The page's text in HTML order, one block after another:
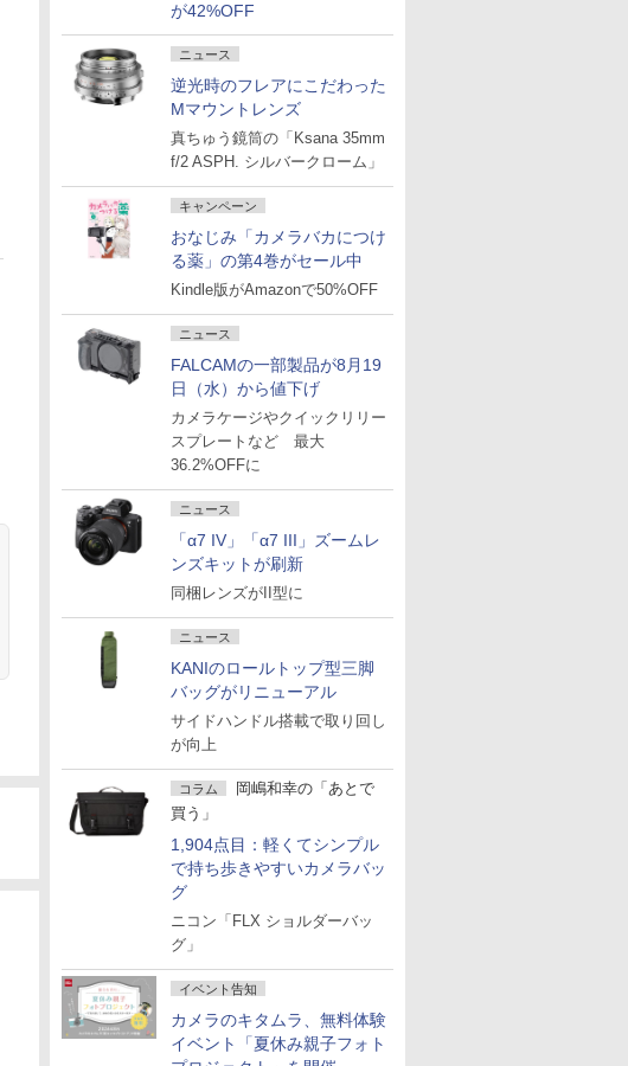
が42%OFF
ニュース
逆光時のフレアにこだわった
Mマウントレンズ
真ちゅう鏡筒の「Ksana 35mm
f/2 ASPH. シルバークローム」
キャンペーン
おなじみ「カメラバカにつけ
る薬」の第4巻がセール中
Kindle版がAmazonで50%OFF
ニュース
FALCAMの一部製品が8月19
日（水）から値下げ
カメラケージやクイックリリー
スプレートなど 最大
36.2%OFFに
ニュース
「α7 IV」「α7 III」ズームレ
ンズキットが刷新
同梱レンズがII型に
ニュース
KANIのロールトップ型三脚
バッグがリニューアル
サイドハンドル搭載で取り回し
が向上
コラム
岡嶋和幸の「あとで
買う」
1,904点目：軽くてシンプル
で持ち歩きやすいカメラバッ
グ
ニコン「FLX ショルダーバッ
グ」
イベント告知
カメラのキタムラ、無料体験
イベント「夏休み親子フォト